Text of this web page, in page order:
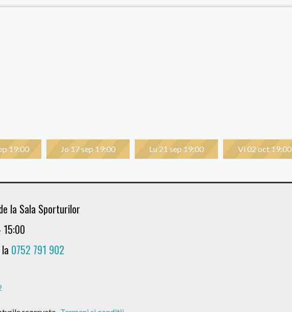
19:00 Jo 17 sep 19:00 Lu 21 sep 19:00 Vi 02 oct 19:00
19:00
la Sala Sporturilor
15:00
0752 791 902